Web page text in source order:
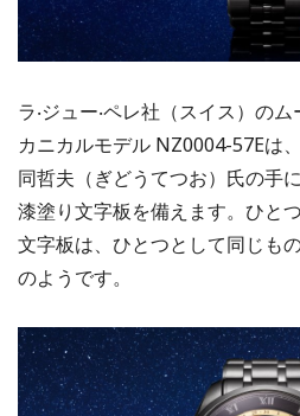
ラ‧ジュー‧ペレ社（スイス）の
カニカルモデル NZ0004-57Eは
同哲夫（ぎどうてつお）氏の手
漆塗り⽂字板を備えます。ひと
⽂字板は、ひとつとして同じも
のようです。